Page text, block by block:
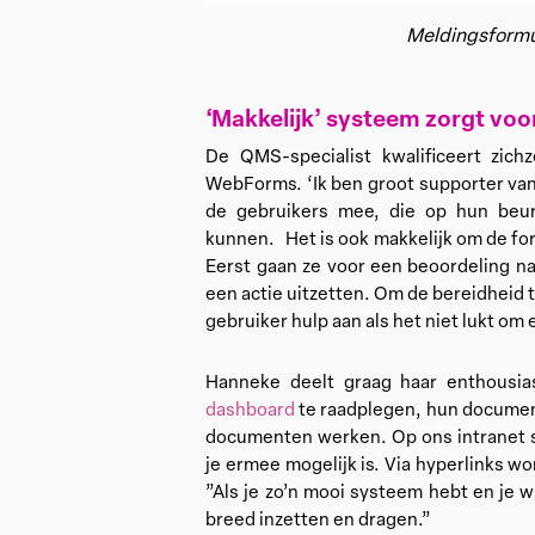
‘Makkelijk’ systeem zorgt
De QMS-specialist kwalificeert
WebForms. ‘Ik ben groot supporter
de gebruikers mee, die op hun
kunnen. Het is ook makkelijk om de
Eerst gaan ze voor een beoordeling
een actie uitzetten. Om de bereidheid
gebruiker hulp aan als het niet lukt
Hanneke deelt graag haar
dashboard te raadplegen, hun
documenten werken. Op ons
je ermee mogelijk is. Via hyperlinks
”Als je zo’n mooi systeem hebt en je
breed inzetten en dragen.”